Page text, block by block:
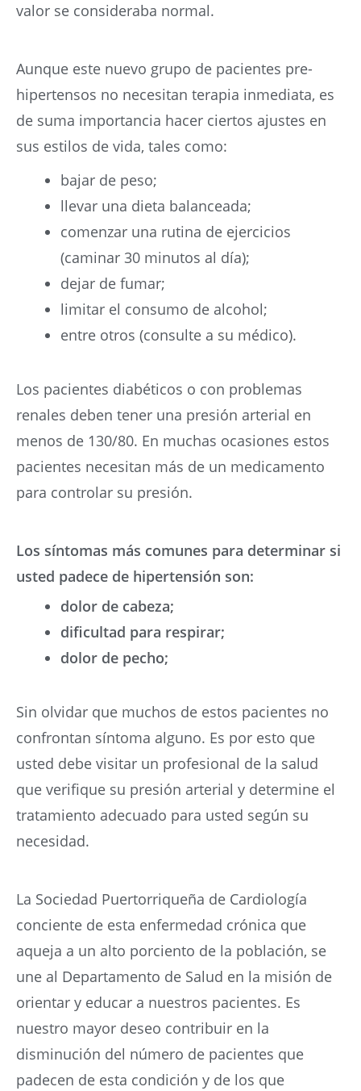
valor se consideraba normal.
Aunque este nuevo grupo de pacientes pre-
hipertensos no necesitan terapia inmediata, es
de suma importancia hacer ciertos ajustes en
sus estilos de vida, tales como:
bajar de peso;
llevar una dieta balanceada;
comenzar una rutina de ejercicios
(caminar 30 minutos al día);
dejar de fumar;
limitar el consumo de alcohol;
entre otros (consulte a su médico).
Los pacientes diabéticos o con problemas
renales deben tener una presión arterial en
menos de 130/80. En muchas ocasiones estos
pacientes necesitan más de un medicamento
para controlar su presión.
Los síntomas más comunes para determinar si
usted padece de hipertensión son:
dolor de cabeza;
dificultad para respirar;
dolor de pecho;
Sin olvidar que muchos de estos pacientes no
confrontan síntoma alguno. Es por esto que
usted debe visitar un profesional de la salud
que verifique su presión arterial y determine el
tratamiento adecuado para usted según su
necesidad.
La Sociedad Puertorriqueña de Cardiología
conciente de esta enfermedad crónica que
aqueja a un alto porciento de la población, se
une al Departamento de Salud en la misión de
orientar y educar a nuestros pacientes. Es
nuestro mayor deseo contribuir en la
disminución del número de pacientes que
padecen de esta condición y de los que